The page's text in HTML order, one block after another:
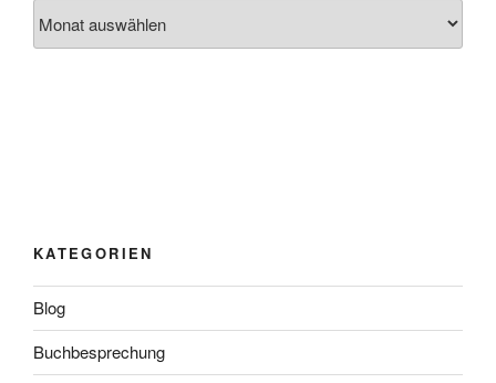
KATEGORIEN
Blog
Buchbesprechung